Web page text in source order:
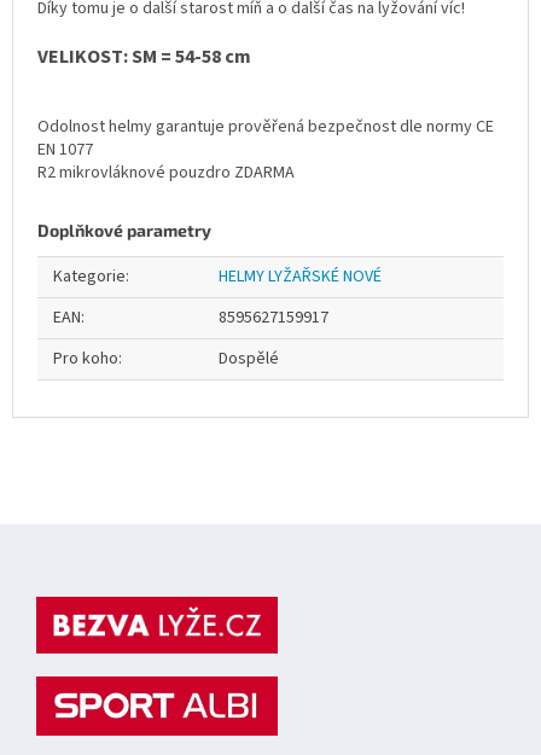
Díky tomu je o další starost míň a o další čas na lyžování víc!
VELIKOST: SM = 54-58 cm
Odolnost helmy garantuje prověřená bezpečnost dle normy CE
EN 1077
R2 mikrovláknové pouzdro ZDARMA
Doplňkové parametry
Kategorie:
HELMY LYŽAŘSKÉ NOVÉ
EAN:
8595627159917
Pro koho: Dospělé